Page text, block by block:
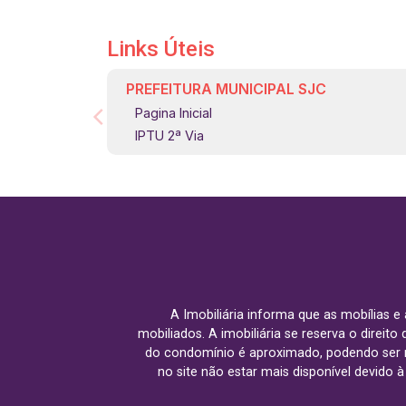
Links Úteis
PREFEITURA MUNICIPAL SJC
Pagina Inicial
IPTU 2ª Via
A Imobiliária informa que as mobílias
mobiliados. A imobiliária se reserva o
do condomínio é aproximado, podendo
no site não estar mais disponível devido